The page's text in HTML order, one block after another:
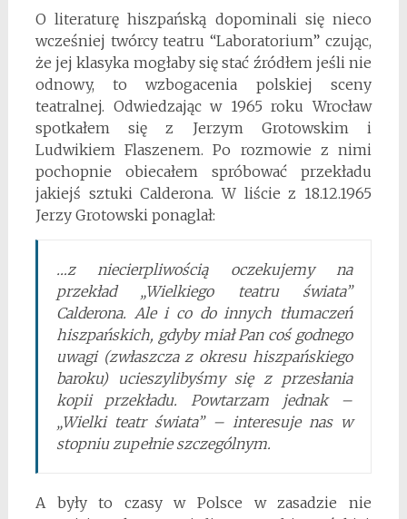
O literaturę hiszpańską dopominali się nieco
wcześniej twórcy teatru “Laboratorium” czując,
że jej klasyka mogłaby się stać źródłem jeśli nie
odnowy, to wzbogacenia polskiej sceny
teatralnej. Odwiedzając w 1965 roku Wrocław
spotkałem się z Jerzym Grotowskim i
Ludwikiem Flaszenem. Po rozmowie z nimi
pochopnie obiecałem spróbować przekładu
jakiejś sztuki Calderona. W liście z 18.12.1965
Jerzy Grotowski ponaglał:
…z niecierpliwością oczekujemy na
przekład „Wielkiego teatru świata”
Calderona. Ale i co do innych tłumaczeń
hiszpańskich, gdyby miał Pan coś godnego
uwagi (zwłaszcza z okresu hiszpańskiego
baroku) ucieszylibyśmy się z przesłania
kopii przekładu. Powtarzam jednak –
„Wielki teatr świata” – interesuje nas w
stopniu zupełnie szczególnym.
A były to czasy w Polsce w zasadzie nie